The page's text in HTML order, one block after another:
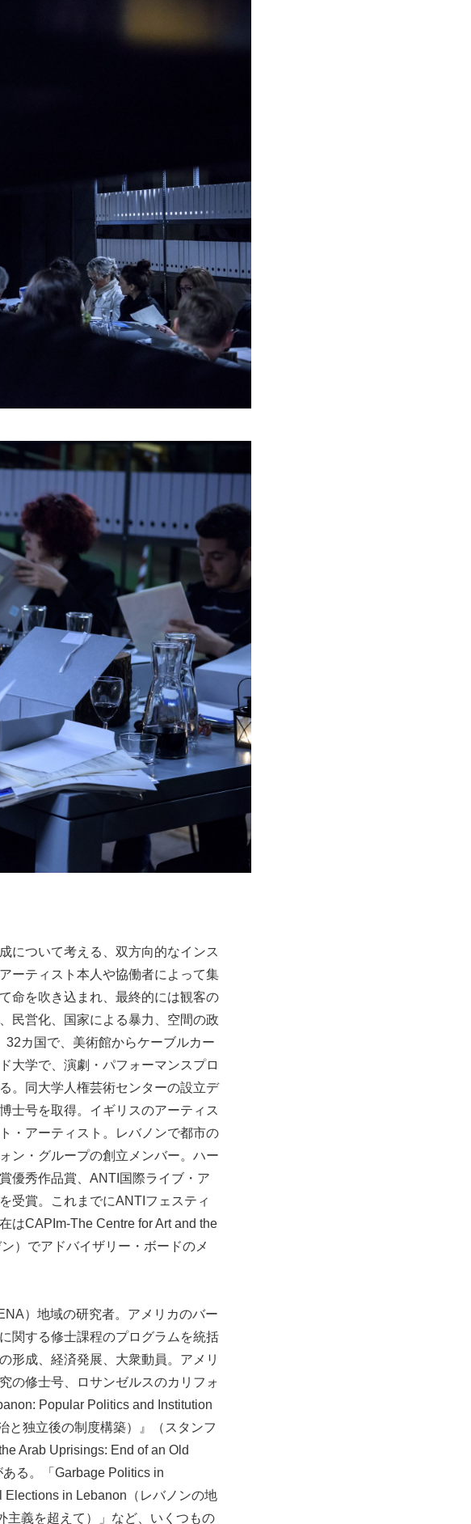
について考える、双方向的なインス
ーティスト本人や協働者によって集
命を吹き込まれ、最終的には観客の
民営化、国家による暴力、空間の政
カ国で、美術館からケーブルカー
大学で、演劇・パフォーマンスプロ
。同大学人権芸術センターの設立デ
士号を取得。イギリスのアーティス
・アーティスト。レバノンで都市の
ン・グループの創立メンバー。ハー
優秀作品賞、ANTI国際ライブ・ア
受賞。これまでにANTIフェスティ
はCAPIm-The Centre for Art and the
）でアドバイザリー・ボードのメ
）地域の研究者。アメリカのバー
関する修士課程のプログラムを統括
形成、経済発展、大衆動員。アメリ
の修士号、ロサンゼルスのカリフォ
Popular Politics and Institution
と独立後の制度構築）』（スタンフ
Arab Uprisings: End of an Old
る。「Garbage Politics in
in Lebanon（レバノンの地
義を超えて）」など、いくつもの